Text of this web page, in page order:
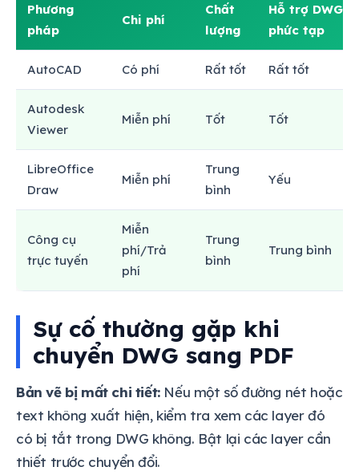
Phương
pháp
Chi phí
Chất
lượng
Hỗ trợ DWG
phức tạp
AutoCAD Có phí Rất tốt Rất tốt
Autodesk
Viewer
Miễn phí Tốt Tốt
LibreOffice
Draw
Miễn phí
Trung
bình
Yếu
Công cụ
trực tuyến
Miễn
phí/Trả
phí
Trung
bình
Trung bình
Sự cố thường gặp khi
chuyển DWG sang PDF
Bản vẽ bị mất chi tiết:Nếu một số đường nét hoặc
text không xuất hiện, kiểm tra xem các layer đó
có bị tắt trong DWG không. Bật lại các layer cần
thiết trước chuyển đổi.